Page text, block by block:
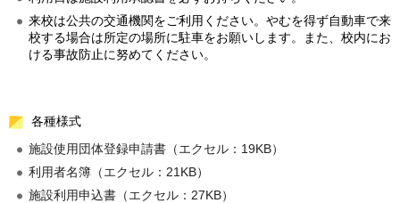
来校は公共の交通機関をご利用ください。やむを得ず自動車で来
校する場合は所定の場所に駐車をお願いします。また、校内にお
ける事故防止に努めてください。
各種様式
施設使用団体登録申請書（エクセル：19KB）
利用者名簿（エクセル：21KB）
施設利用申込書（エクセル：27KB）